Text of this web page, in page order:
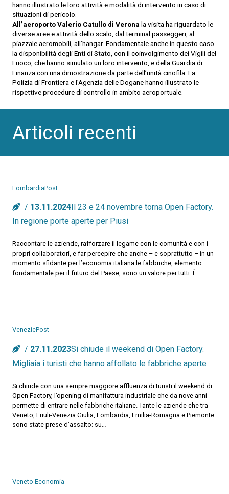
hanno illustrato le loro attività e modalità di intervento in caso di
situazioni di pericolo.
All’aeroporto Valerio Catullo di Verona la visita ha riguardato le
diverse aree e attività dello scalo, dal terminal passeggeri, al
piazzale aeromobili, all’hangar. Fondamentale anche in questo caso
la disponibilità degli Enti di Stato, con il coinvolgimento dei Vigili del
Fuoco, che hanno simulato un loro intervento, e della Guardia di
Finanza con una dimostrazione da parte dell’unità cinofila. La
Polizia di Frontiera e l’Agenzia delle Dogane hanno illustrato le
rispettive procedure di controllo in ambito aeroportuale.
Articoli recenti
LombardiaPost
13.11.2024 Il 23 e 24 novembre torna Open Factory.
In regione porte aperte per Piusi
Raccontare le aziende, rafforzare il legame con le comunità e con i
propri collaboratori, e far percepire che anche – e soprattutto – in un
momento sfidante per l’economia italiana le fabbriche, elemento
fondamentale per il futuro del Paese, sono un valore per tutti. È…
VeneziePost
27.11.2023Si chiude il weekend di Open Factory.
Migliaia i turisti che hanno affollato le fabbriche aperte
Si chiude con una sempre maggiore affluenza di turisti il weekend di
Open Factory, l’opening di manifattura industriale che da nove anni
permette di entrare nelle fabbriche italiane. Tante le aziende che tra
Veneto, Friuli-Venezia Giulia, Lombardia, Emilia-Romagna e Piemonte
sono state prese d’assalto: su…
Veneto Economia